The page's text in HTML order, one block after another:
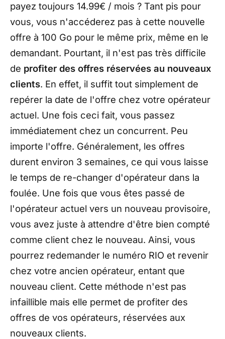
payez toujours 14.99€ / mois ? Tant pis pour
vous, vous n'accéderez pas à cette nouvelle
offre à 100 Go pour le même prix, même en le
demandant. Pourtant, il n'est pas très difficile
de profiter des offres réservées au nouveaux
clients. En effet, il suffit tout simplement de
repérer la date de l'offre chez votre opérateur
actuel. Une fois ceci fait, vous passez
immédiatement chez un concurrent. Peu
importe l'offre. Généralement, les offres
durent environ 3 semaines, ce qui vous laisse
le temps de re-changer d'opérateur dans la
foulée. Une fois que vous êtes passé de
l'opérateur actuel vers un nouveau provisoire,
vous avez juste à attendre d'être bien compté
comme client chez le nouveau. Ainsi, vous
pourrez redemander le numéro RIO et revenir
chez votre ancien opérateur, entant que
nouveau client. Cette méthode n'est pas
infaillible mais elle permet de profiter des
offres de vos opérateurs, réservées aux
nouveaux clients.